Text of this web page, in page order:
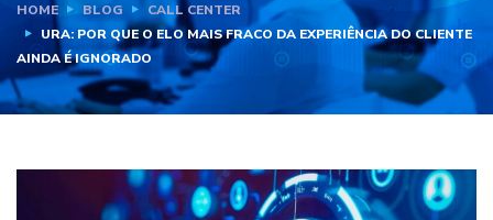
HOME BLOG
CALL CENTER
URA: POR QUE O ELO MAIS FRACO DA EXPERIÊNCIA DO CLIENTE
AINDA É IGNORADO